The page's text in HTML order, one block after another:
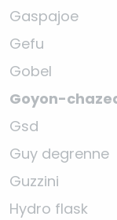
Gaspajoe
Gefu
Gobel
Goyon-
Gsd
Guy degrenne
Guzzini
Hydro flask